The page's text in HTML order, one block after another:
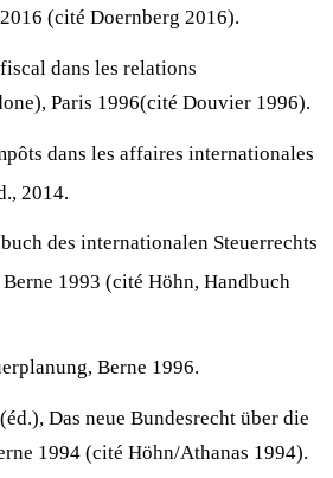
(cité Doernberg 2016).
dans les relations
Paris 1996(cité Douvier 1996).
dans les affaires internationales
2014.
des internationalen Steuerrechts
Berne 1993 (cité Höhn, Handbuch
Berne 1996.
Das neue Bundesrecht über die
1994 (cité Höhn/Athanas 1994).